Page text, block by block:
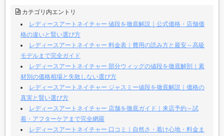
カテゴリ内エントリ
レディースアートネイチャー 値段を徹底解説｜公式価格・店舗価
格の違いと賢い選び方
レディースアートネイチャー 料金表｜費用の読み方と最安～高級
モデルまで完全ガイド
レディースアートネイチャー 部分ウィッグの値段を徹底解剖｜素
材別の価格相場と失敗しない選び方
レディースアートネイチャー ジャスミー値段を徹底解説｜価格の
真実と賢い選び方
レディースアートネイチャー 店舗を徹底ガイド｜来店予約～試
着・アフターケアまで完全網羅
レディースアートネイチャー 口コミ｜自然さ・着け心地・料金ま